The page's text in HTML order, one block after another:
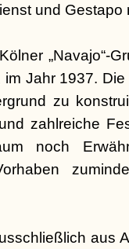
und Gestapo
„Navajo“-
Jahr 1937.
zu
zahlreiche
noch
aus